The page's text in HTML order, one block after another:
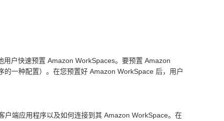
户快速预置 Amazon WorkSpaces。要预置 Amazon
一种配置）。在您预置好 Amazon WorkSpace 后，用户
端应用程序以及如何连接到其 Amazon WorkSpace。在